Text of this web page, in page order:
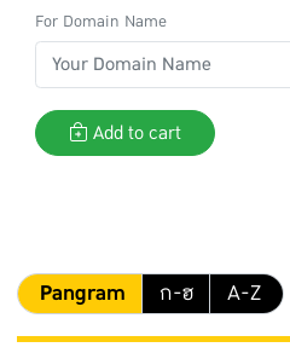
For Domain Name
Add to cart
Pangram ก-ฮ A-Z